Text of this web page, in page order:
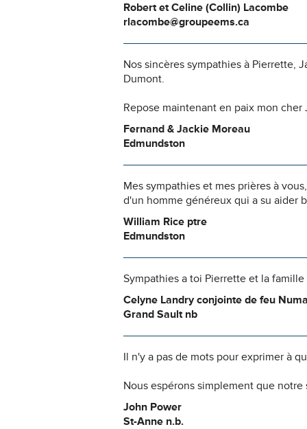
Robert et Celine (Collin) Lacombe
rlacombe@groupeems.ca
Nos sincères sympathies à Pierrette,
Dumont.
Repose maintenant en paix mon
Fernand & Jackie Moreau
Edmundston
Mes sympathies et mes prières à
d'un homme généreux qui a su aider
William Rice ptre
Edmundston
Sympathies a toi Pierrette et la famille
Celyne Landry conjointe de feu
Grand Sault nb
Il n'y a pas de mots pour exprimer à
Nous espérons simplement que
John Power
St-Anne n.b.